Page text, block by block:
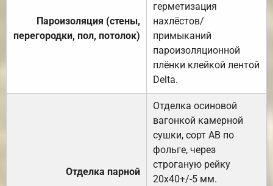
Пароизоляция (стены,
перегородки, пол, потолок)
герметизация
нахлёстов/
примыканий
пароизоляционной
плёнки клейкой лентой
Delta.
Отделка парной
Отделка осиновой
вагонкой камерной
сушки, сорт АВ по
фольге, через
строганую рейку
20х40+/-5 мм.